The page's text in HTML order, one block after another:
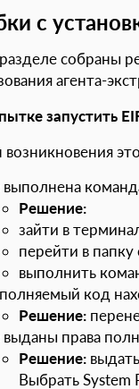
с
собраны
агента-
запустить
выполнена
Решение:
зайти в
перейти в
выполнить
код
Решение:
выданы права
Решение:
Выбрать System